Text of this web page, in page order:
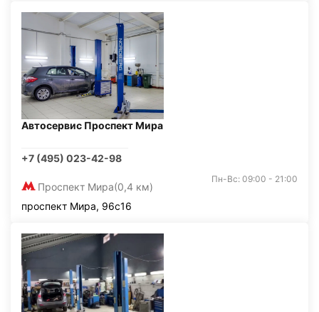
Автосервис Проспект Мира
+7 (495) 023-42-98
Проспект Мира(0,4 км)
Пн-Вс: 09:00 - 21:00
проспект Мира, 96с16